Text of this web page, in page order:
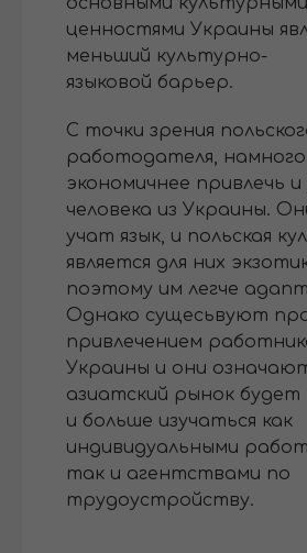
ценностями Украины
меньший культурно-
языковой барьер.
С точки зрения
работодателя,
экономичнее привлечь
человека из Украины.
учат язык, и польская
является для них
поэтому им легче
Однако сущесьвуют
привлечением
Украины и они
азиатский рынок будет
и больше изучаться как
индивидуальными
так и агентствами по
трудоустройству.